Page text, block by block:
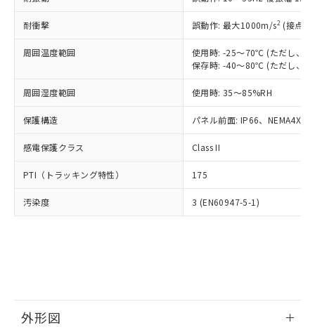
耐衝撃 誤動作: 最大1000m/s2 (接点
周囲温度範囲
使用時: -25～70℃ (ただし、氷
保存時: -40～80℃ (ただし、氷
周囲湿度範囲 使用時: 35～85%RH
保護構造 パネル前面: IP66、NEMA4X,
感電保護クラス Class II
PTI（トラッキング特性） 175
汚染度 3 (EN60947-5-1)
外形図
タに基づき作成されるものであり、閲
覧された時点での実際の在庫および標
準価格とは異なる場合があることをご
正式な納期状況および標準価格はお客
様のお取引先、またはお客様担当のオ
ムロン制御機器販売店・当社販売員に
オムロン制御機器販売店や当社販売拠
販売ネットワーク
」をご確認
ください。
在庫状況および標準価格結果を当社の
事前の承諾なく第三者に漏洩または開
マイパーツ機能（部品リスト作成サー
および当社の共同利用者が、当社の製
六価クロム(Cr(Ⅵ)) 1000ppm以下、ポリ臭化ビフェニル
類(PBB) 1000ppm以下、ポリ臭化ジフェニルエーテル類
(PBDE) 1000ppm以下、フタル酸ビス(2-エチルヘキシ
ル) (DEHP)(別名：DOP) 1000ppm以下、フタル酸ブチ
ルベンジル（BBP） 1000ppm以下、フタル酸ジブチル
（DBP） 1000ppm以下、フタル酸ジイソブチル
(DIBP) 1000ppm以下
フタル酸エステル類の４物質については閾値を超える意
図的な使用がないことを確認しています。
※2 対応予定月
部品在庫の切り替え状況などにより、予定
月が前後することがあります。
とができます。
*中国RoHS10物質の基準値 (GB/T26572)：
Pb(鉛) :1000ppm、 Hg(水銀) : 1000ppm、 Cd(カドミウ
Cr(Ⅵ)(六価クロム) : 1000ppm、 PBBs(ポリ臭化ビフェ
ニル類) : 1000ppm、 PBDEs(ポリ臭化ジフェニルエーテ
DBP(フタル酸ジブチル) : 1000ppm、 DIBP(フタル酸ジ
イソブチル) : 1000ppm、 BBP(フタル酸ブチルベンジ
ル) : 1000ppm、
DEHP(フタル酸ビス(2-エチルヘキシル)) : 1000ppm
※2 環境保護使用期限
「ｅ」：有害物質（10物質）のすべてが基
準値以下であることを示します。
「10」：通常の使用状況下において有害物
質が外部に漏えいし、環境に深刻な影響を
国政府の輸出許可(または役務取引許
可)を取得するなどの必要な手続きを
当社は規制貨物を破棄する場合は、完
全に破砕するなど、違法に輸出されな
いよう必要な手段を講じます。
ル、化学兵器、生物兵器またはその他
武器並びにこれらの製造装置等に一切
使用いたしません。
当社は、貴社製品を第三者に販売する
場合は、上記1、2および3の内容を当
該第三者に通知します。また当社は、
販売先および販売に係わる関係者が違
法に輸出するおそれがある場合は、取
○ 一定数以上の在庫あり
一定数には満たないが在庫あり
在庫なし(最新の在庫状況につ
いては、お客様のお取引先、ま
たはお客様担当のオムロン制御
機器販売店・当社販売員にご確
認ください)
受注生産機種、また在庫状況の